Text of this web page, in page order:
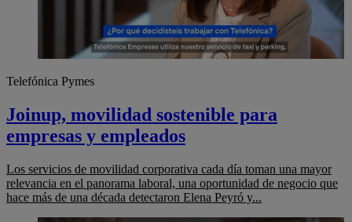
Telefónica Pymes
Joinup, movilidad sostenible para
empresas y empleados
Los servicios de movilidad corporativa cada día toman una mayor
relevancia en el panorama laboral, una oportunidad de negocio que
hace más de una década detectaron Elena Peyró y...